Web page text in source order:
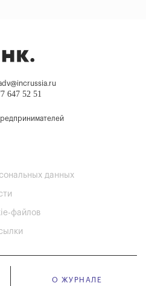
647 52 51
данных
файлов
О ЖУРНАЛЕ